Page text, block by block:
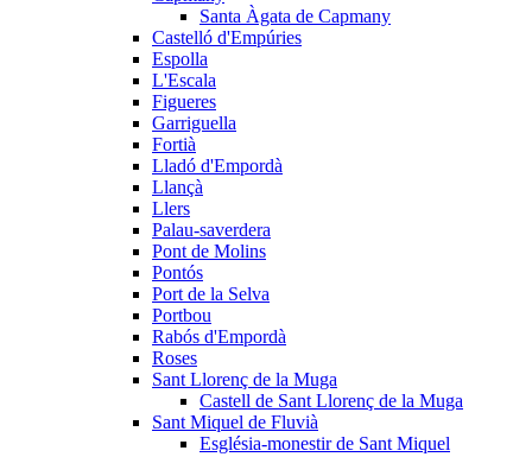
Santa Àgata de Capmany
Castelló d'Empúries
Espolla
L'Escala
Figueres
Garriguella
Fortià
Lladó d'Empordà
Llançà
Llers
Palau-saverdera
Pont de Molins
Pontós
Port de la Selva
Portbou
Rabós d'Empordà
Roses
Sant Llorenç de la Muga
Castell de Sant Llorenç de la Muga
Sant Miquel de Fluvià
Església-monestir de Sant Miquel